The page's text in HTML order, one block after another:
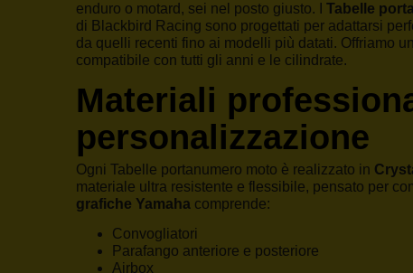
enduro o motard, sei nel posto giusto. ITabelle
di Blackbird Racing sono progettati per adattarsi
da quelli recenti fino ai modelli più datati. Offriamo
compatibile con tutti gli anni e le cilindrate.
Materiali
personalizzazione
Ogni Tabelle portanumero moto è realizzato in
materiale ultra resistente e flessibile, pensato per
grafiche Yamaha comprende:
Convogliatori
Parafango anteriore e posteriore
Airbox